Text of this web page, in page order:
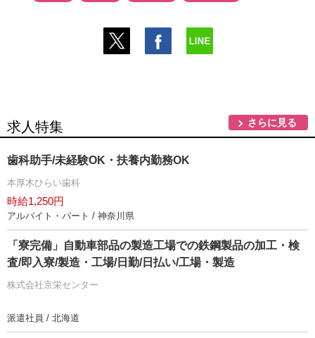
求人特集 さらに見る
歯科助手/未経験OK・扶養内勤務OK
本厚木ひらい歯科
時給1,250円
アルバイト・パート / 神奈川県
「寮完備」自動車部品の製造工場での鉄鋼製品の加工・検
査/即入寮/製造・工場/日勤/日払い/工場・製造
株式会社京栄センター
派遣社員 / 北海道